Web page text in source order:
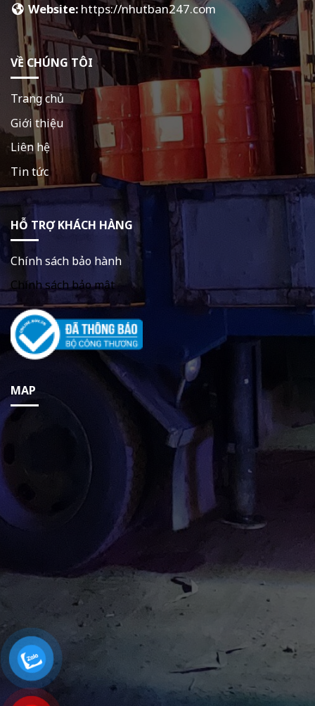
Website: https://nhutban247.com
VỀ CHÚNG TÔI
Trang chủ
Giới thiệu
Liên hệ
Tin tức
HỖ TRỢ KHÁCH HÀNG
Chính sách bảo hành
Chính sách bảo mật
MAP